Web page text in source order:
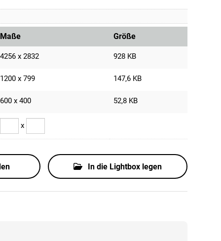
Maße Größe
4256 x 2832 928 KB
1200 x 799 147,6 KB
600 x 400 52,8 KB
x
In die Lightbox legen